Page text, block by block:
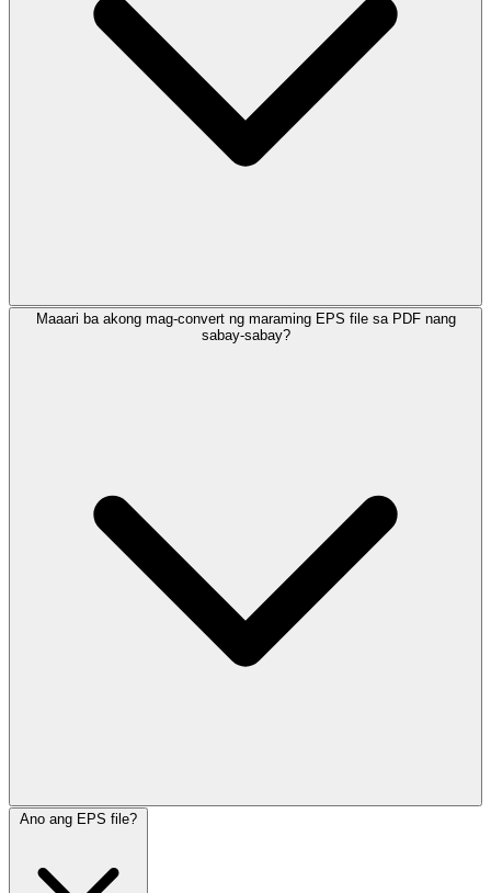
Maaari ba akong mag-convert ng maraming EPS file sa PDF nang
sabay-sabay?
Ano ang EPS file?